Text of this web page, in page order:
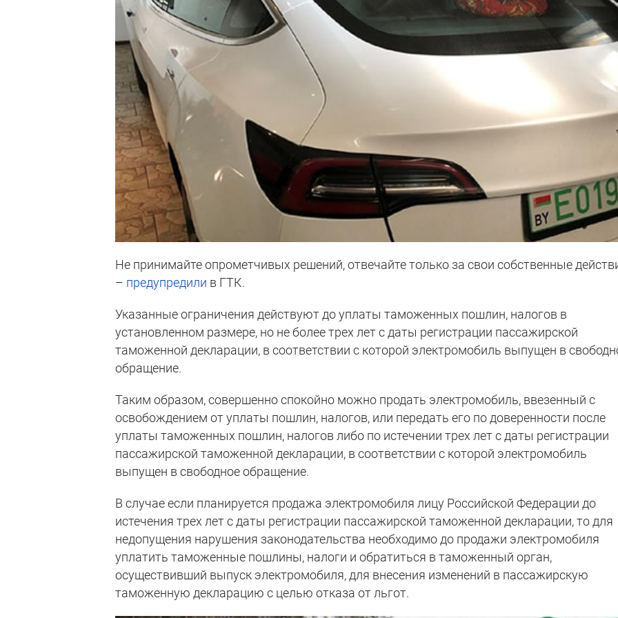
Не принимайте опрометчивых решений, отвечайте только за свои собственные
– предупредили в ГТК.
Указанные ограничения действуют до уплаты таможенных пошлин, налогов в
установленном размере, но не более трех лет с даты регистрации пассажирской
таможенной декларации, в соответствии с которой электромобиль выпущен в
обращение.
Таким образом, совершенно спокойно можно продать электромобиль, ввезенный с
освобождением от уплаты пошлин, налогов, или передать его по доверенности после
уплаты таможенных пошлин, налогов либо по истечении трех лет с даты регистрации
пассажирской таможенной декларации, в соответствии с которой электромобиль
выпущен в свободное обращение.
В случае если планируется продажа электромобиля лицу Российской Федерации до
истечения трех лет с даты регистрации пассажирской таможенной декларации, то для
недопущения нарушения законодательства необходимо до продажи электромобиля
уплатить таможенные пошлины, налоги и обратиться в таможенный орган,
осуществивший выпуск электромобиля, для внесения изменений в пассажирскую
таможенную декларацию с целью отказа от льгот.